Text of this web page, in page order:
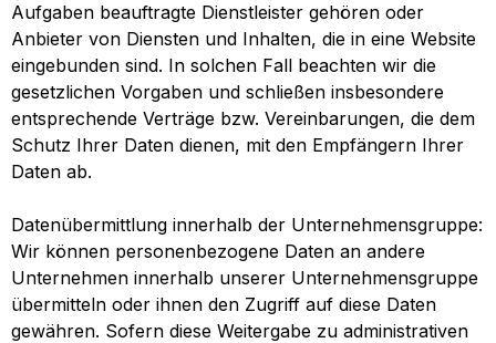
Aufgaben beauftragte Dienstleister gehören oder
Anbieter von Diensten und Inhalten, die in eine Website
eingebunden sind. In solchen Fall beachten wir die
gesetzlichen Vorgaben und schließen insbesondere
entsprechende Verträge bzw. Vereinbarungen, die dem
Schutz Ihrer Daten dienen, mit den Empfängern Ihrer
Daten ab.
Datenübermittlung innerhalb der Unternehmensgruppe:
Wir können personenbezogene Daten an andere
Unternehmen innerhalb unserer Unternehmensgruppe
übermitteln oder ihnen den Zugriff auf diese Daten
gewähren. Sofern diese Weitergabe zu administrativen